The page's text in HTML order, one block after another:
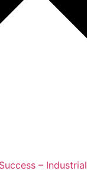
– Industrial